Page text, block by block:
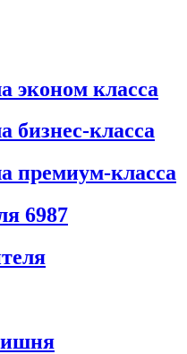
эконом класса
бизнес-класса
премиум-класса
6987